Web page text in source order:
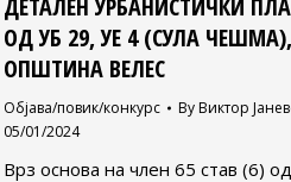
ОД УБ 29, УЕ 4 (СУЛА
ОПШТИНА ВЕЛЕС
Објава/повик/конкурс By Виктор
05/01/2024
Врз основа на член 65 став (6)